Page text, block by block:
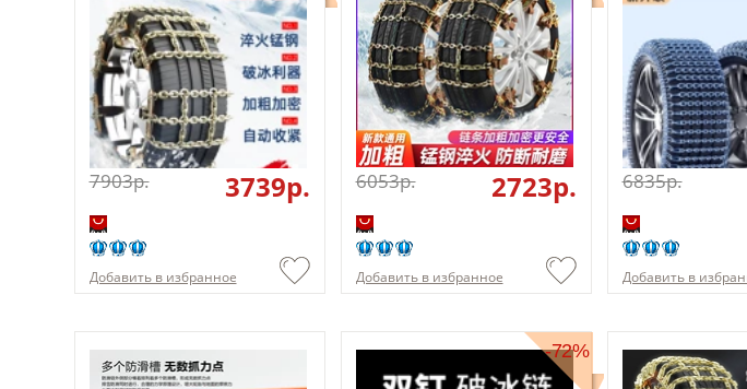
7903p. 3739p.
Добавить в избранное
6053p. 2723p.
Добавить в избранное
6835p.
Добавить в
-72%